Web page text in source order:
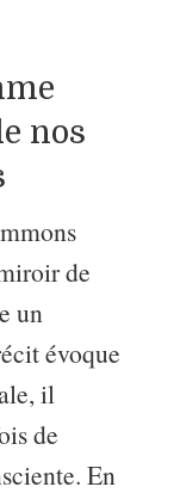
nos
de
un
évoque
il
de
En